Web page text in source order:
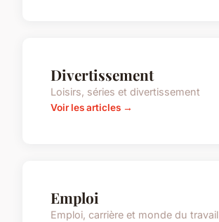
Divertissement
Loisirs, séries et divertissement
Voir les articles →
Emploi
Emploi, carrière et monde du travail